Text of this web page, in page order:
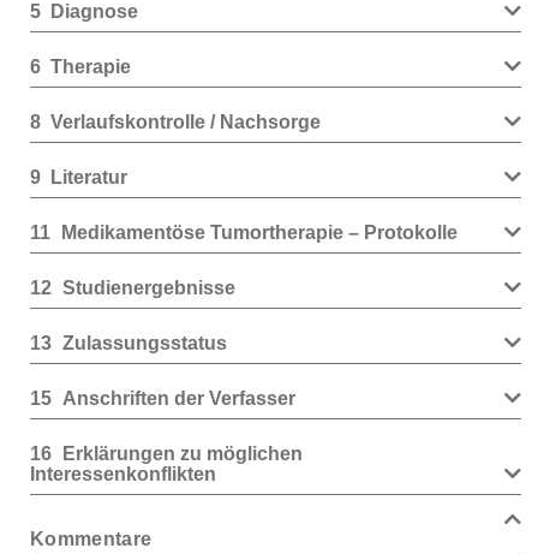
5 Diagnose
6 Therapie
8 Verlaufskontrolle / Nachsorge
9 Literatur
11 Medikamentöse Tumortherapie – Protokolle
12 Studienergebnisse
13 Zulassungsstatus
15 Anschriften der Verfasser
16
Erklärungen zu möglichen
Interessenkonflikten
Kommentare